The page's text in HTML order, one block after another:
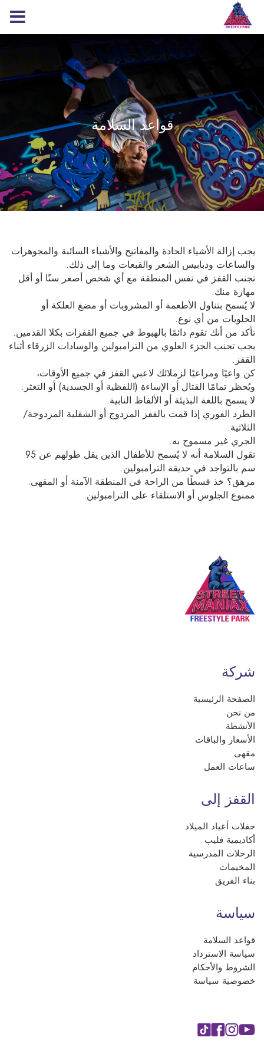
قواعد السلامة
يجب إزالة الأشياء الحادة والمفاتيح والأشياء السائبة والمجوهرات
والساعات ودبابيس الشعر والقبعات وما إلى ذلك.
تجنب القفز في نفس المنطقة مع أي شخص أصغر سنًا أو أقل
مهارة منك.
لا يُسمح بتناول الأطعمة أو المشروبات أو مضغ العلكة أو
الحلويات من أي نوع.
تأكد من أنك تقوم دائمًا بالهبوط في جميع القفزات بكلا القدمين.
يجب تجنب الجزء العلوي من الترامبولين والوسادات الزرقاء أثناء
القفز.
كن واعيًا ومراعيًا لزملائك لاعبي القفز في جميع الأوقات،
ويُحظر تمامًا القتال أو الإساءة (اللفظية أو الجسدية) أو التعثر.
لا يسمح باللغة البذيئة أو الألفاظ النابية.
الطرد الفوري إذا قمت بالقفز المزدوج أو الشقلبة المزدوجة/
الثلاثية.
الجري غير مسموح به.
تقول السلامة أنه لا يُسمح للأطفال الذين يقل طولهم عن 95
سم بالتواجد في حديقة الترامبولين.
مرهق؟ خذ قسطًا من الراحة في المنطقة الآمنة أو المقهى.
ممنوع الجلوس أو الاستلقاء على الترامبولين.
شركة
الصفحة الرئيسية
من نحن
الأنشطة
الأسعار والباقات
مقهى
ساعات العمل
القفز إلى
حفلات أعياد الميلاد
أكاديمية فليب
الرحلات المدرسية
المخيمات
بناء الفريق
سياسة
قواعد السلامة
سياسة الاسترداد
الشروط والأحكام
خصوصية سياسة